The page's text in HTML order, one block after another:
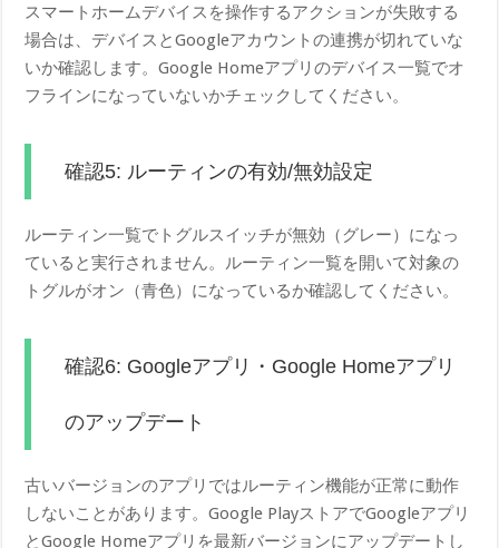
スマートホームデバイスを操作するアクションが失敗する
場合は、デバイスとGoogleアカウントの連携が切れていな
いか確認します。Google Homeアプリのデバイス一覧でオ
フラインになっていないかチェックしてください。
確認5: ルーティンの有効/無効設定
ルーティン一覧でトグルスイッチが無効（グレー）になっ
ていると実行されません。ルーティン一覧を開いて対象の
トグルがオン（青色）になっているか確認してください。
確認6: Googleアプリ・Google Homeアプリ
のアップデート
古いバージョンのアプリではルーティン機能が正常に動作
しないことがあります。Google PlayストアでGoogleアプリ
とGoogle Homeアプリを最新バージョンにアップデートし